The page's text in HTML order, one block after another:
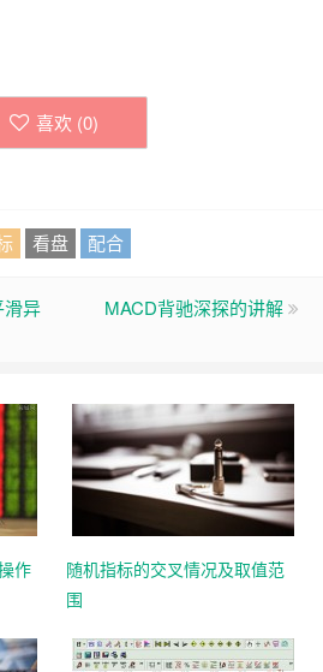
喜欢 (0)
看盘 配合
滑异
MACD背驰深探的讲解
作
随机指标的交叉情况及取值范
围